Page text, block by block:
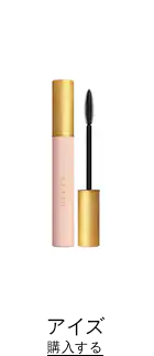
アイズ
購入する